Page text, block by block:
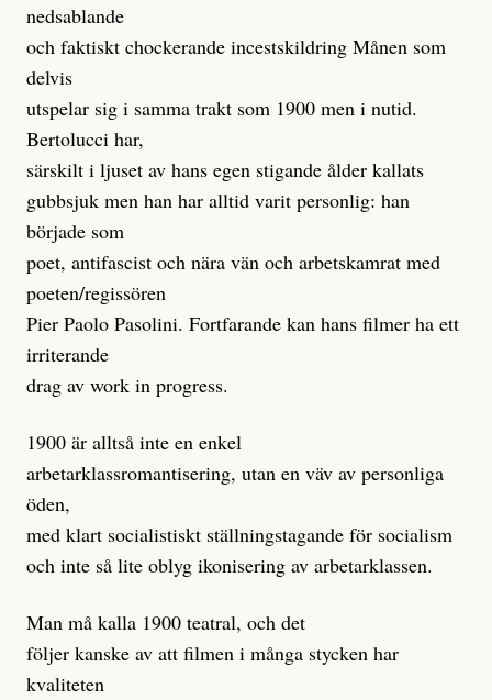
nedsablande
och faktiskt chockerande incestskildring Månen som
delvis
utspelar sig i samma trakt som 1900 men i nutid.
Bertolucci har,
särskilt i ljuset av hans egen stigande ålder kallats
gubbsjuk men han har alltid varit personlig: han
började som
poet, antifascist och nära vän och arbetskamrat med
poeten/regissören
Pier Paolo Pasolini. Fortfarande kan hans filmer ha ett
irriterande
drag av work in progress.
1900 är alltså inte en enkel
arbetarklassromantisering, utan en väv av personliga
öden,
med klart socialistiskt ställningstagande för socialism
och inte så lite oblyg ikonisering av arbetarklassen.
Man må kalla 1900 teatral, och det
följer kanske av att filmen i många stycken har
kvaliteten